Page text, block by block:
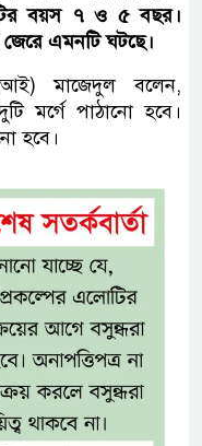
বয়স ৭ ও ৫ বছর।
এমনটি ঘটছে।
মাজেদুল বলেন,
মর্গে পাঠানো হবে।
হবে।